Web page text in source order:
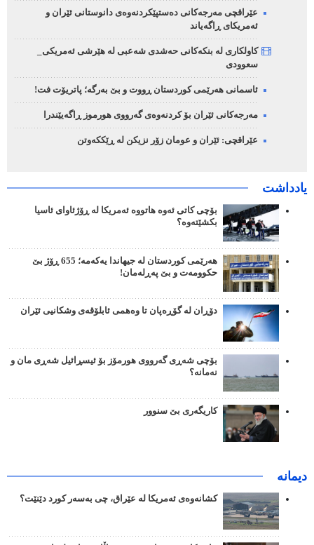
عێراقچی مەرجەکانی دەستپێکردنەوەی دانوستانی ئێران و
ئەمریکای ڕاگەیاند
کاولکاری لە بنکەکانی حەشدی شەعبی لە هێرشی ئەمریکی_
سعوودی
ئاسمانی هەرێمی کوردستان ڕووت و بێ بەرگە؛ پاتریۆت فت!
مەرجەکانی ئێران بۆ کردنەوەی گەرووی هورموز ڕاگەیێندرا
عێراقچی: ئێران و عومان زۆر نزیکن لە ڕێککەوتن
یادداشت
بۆچی کاتی ئەوە هاتووە ئەمریکا لە ڕۆژئاوای ئاسیا
بکشێتەوە؟
هەرێمی کوردستان لە جیهاندا یەکەمە؛ 655 ڕۆژ بێ
حکوومەت و بێ پەڕلەمان!
دۆڕان لە گۆڕەپان تا وەهمی ئابلۆقەی وشکانیی ئێران
بۆچی شەڕی گەرووی هورمۆز بۆ ئیسڕائیل شەڕی مان و
نەمانە؟
کاریگەری بێ سنوور
دیمانە
کشانەوەی ئەمریکا لە عێراق، چی بەسەر کورد دێنێت؟